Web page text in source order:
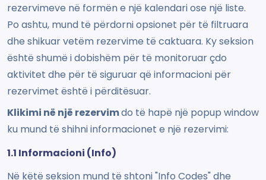
rezervimeve në formën e një kalendari ose një liste.
Po ashtu, mund të përdorni opsionet për të filtruara
dhe shikuar vetëm rezervime të caktuara. Ky seksion
është shumë i dobishëm për të monitoruar çdo
aktivitet dhe për të siguruar që informacioni për
rezervimet është i përditësuar.
Klikimi në një rezervimdo të hapë një popup window
ku mund të shihni informacionet e një rezervimi:
1.1 Informacioni (Info)
Në këtë seksion mund të shtoni "Info Codes" dhe